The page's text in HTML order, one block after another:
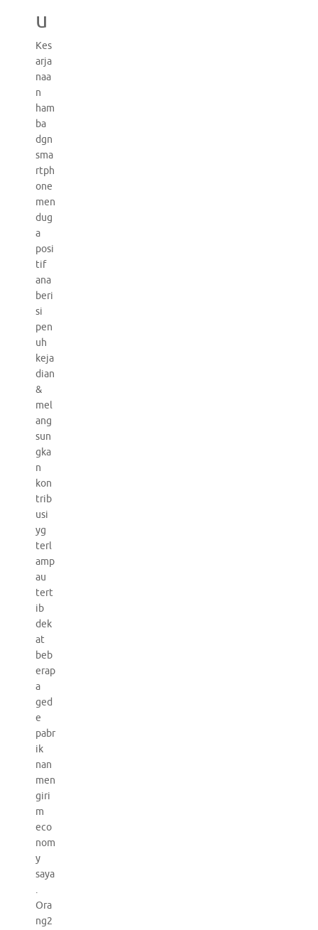
u
Kes
arja
naa
n
ham
ba
dgn
sma
rtph
one
men
dug
a
posi
tif
ana
beri
si
pen
uh
keja
dian
&
mel
ang
sun
gka
n
kon
trib
usi
yg
terl
amp
au
tert
ib
dek
at
beb
erap
a
ged
e
pabr
ik
nan
men
giri
m
eco
nom
y
saya
.
Ora
ng2